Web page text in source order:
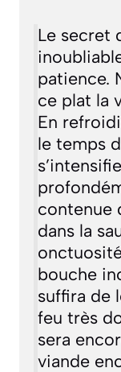
Le secret
patience.
ce plat la
En
le temps
contenue
dans la
bouche
suffira de
feu très
sera
viande